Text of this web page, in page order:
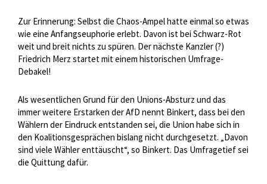
Zur Erinnerung: Selbst die Chaos-Ampel hatte einmal so etwas
wie eine Anfangseuphorie erlebt. Davon ist bei Schwarz-Rot
weit und breit nichts zu spüren. Der nächste Kanzler (?)
Friedrich Merz startet mit einem historischen Umfrage-
Debakel!
Als wesentlichen Grund für den Unions-Absturz und das
immer weitere Erstarken der AfD nennt Binkert, dass bei den
Wählern der Eindruck entstanden sei, die Union habe sich in
den Koalitionsgesprächen bislang nicht durchgesetzt. „Davon
sind viele Wähler enttäuscht“, so Binkert. Das Umfragetief sei
die Quittung dafür.